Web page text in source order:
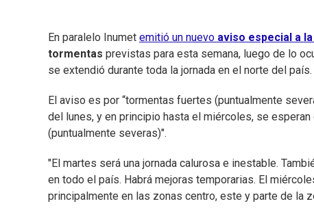
En paralelo Inumet emitió un nuevo aviso especial a
tormentas previstas para esta semana, luego de lo
se extendió durante toda la jornada en el norte del país.
El aviso es por “tormentas fuertes (puntualmente
del lunes, y en principio hasta el miércoles, se
(puntualmente severas)".
"El martes será una jornada calurosa e inestable.
en todo el país. Habrá mejoras temporarias. El
principalmente en las zonas centro, este y parte de la